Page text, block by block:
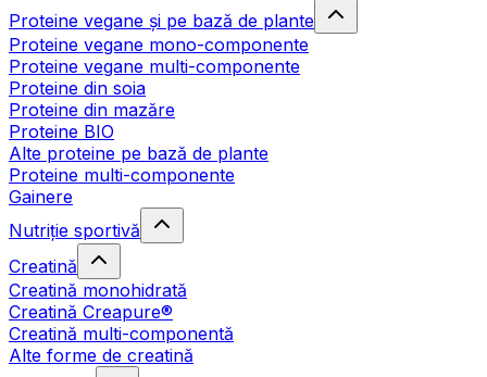
Proteine vegane și pe bază de plante
Proteine vegane mono-componente
Proteine vegane multi-componente
Proteine din soia
Proteine din mazăre
Proteine BIO
Alte proteine pe bază de plante
Proteine multi-componente
Gainere
Nutriție sportivă
Creatină
Creatină monohidrată
Creatină Creapure®
Creatină multi-componentă
Alte forme de creatină